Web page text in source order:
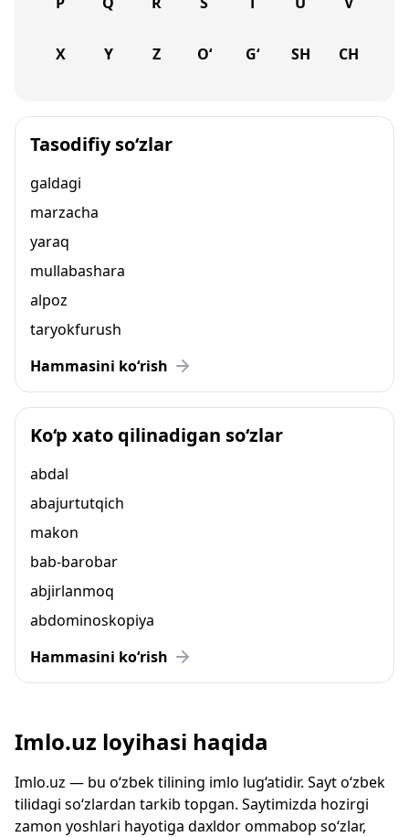
X Y Z O‘ G‘ SH CH
Tasodifiy so‘zlar
galdagi
marzacha
yaraq
mullabashara
alpoz
taryokfurush
Hammasini ko‘rish
Ko‘p xato qilinadigan so‘zlar
abdal
abajurtutqich
makon
bab-barobar
abjirlanmoq
abdominoskopiya
Hammasini ko‘rish
Imlo.uz loyihasi haqida
Imlo.uz — bu o‘zbek tilining imlo lug‘atidir. Sayt o‘zbek
tilidagi so‘zlardan tarkib topgan. Saytimizda hozirgi
zamon yoshlari hayotiga daxldor ommabop so‘zlar,